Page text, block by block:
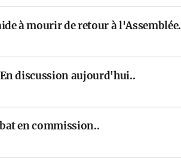
à mourir de retour à l'Assemblée.
En discussion aujourd'hui..
en commission..